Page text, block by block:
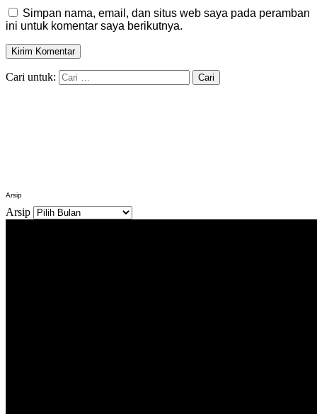
Simpan nama, email, dan situs web saya pada peramban
ini untuk komentar saya berikutnya.
Cari untuk:
Arsip
Arsip